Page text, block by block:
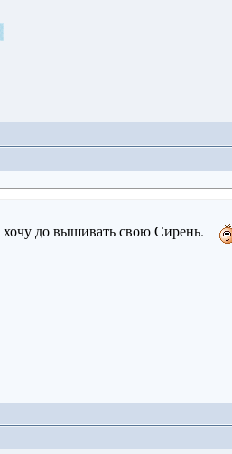
до вышивать свою Сирень.